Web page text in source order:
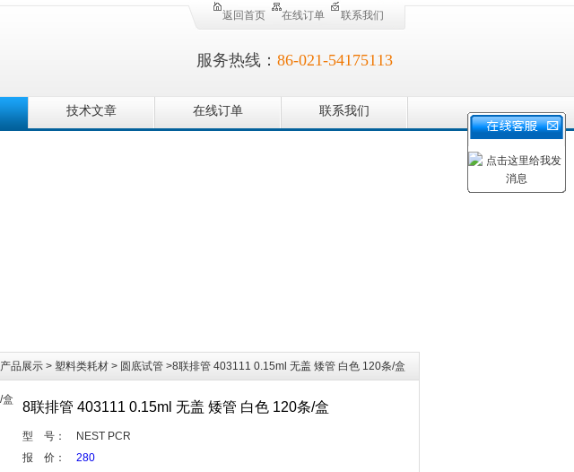
返回首页 在线订单 联系我们
服务热线： 86-021-54175113
技术文章 在线订单 联系我们
产品展示 > 塑料类耗材 > 圆底试管 >8联排管 403111 0.15ml 无盖 矮管 白色 120条/盒
8联排管 403111 0.15ml 无盖 矮管 白色 120条/盒
型 号：
NEST PCR
报 价：
280